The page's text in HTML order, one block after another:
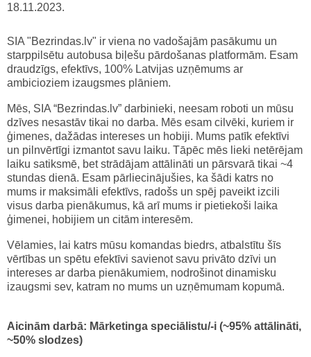
18.11.2023.
SIA "Bezrindas.lv" ir viena no vadošajām pasākumu un
starppilsētu autobusa biļešu pārdošanas platformām. Esam
draudzīgs, efektīvs, 100% Latvijas uzņēmums ar
ambicioziem izaugsmes plāniem.
Mēs, SIA “Bezrindas.lv” darbinieki, neesam roboti un mūsu
dzīves nesastāv tikai no darba. Mēs esam cilvēki, kuriem ir
ģimenes, dažādas intereses un hobiji. Mums patīk efektīvi
un pilnvērtīgi izmantot savu laiku. Tāpēc mēs lieki netērējam
laiku satiksmē, bet strādājam attālināti un pārsvarā tikai ~4
stundas dienā. Esam pārliecinājušies, ka šādi katrs no
mums ir maksimāli efektīvs, radošs un spēj paveikt izcili
visus darba pienākumus, kā arī mums ir pietiekoši laika
ģimenei, hobijiem un citām interesēm.
Vēlamies, lai katrs mūsu komandas biedrs, atbalstītu šīs
vērtības un spētu efektīvi savienot savu privāto dzīvi un
intereses ar darba pienākumiem, nodrošinot dinamisku
izaugsmi sev, katram no mums un uzņēmumam kopumā.
Aicinām darbā: Mārketinga speciālistu/-i (~95% attālināti,
~50% slodzes)